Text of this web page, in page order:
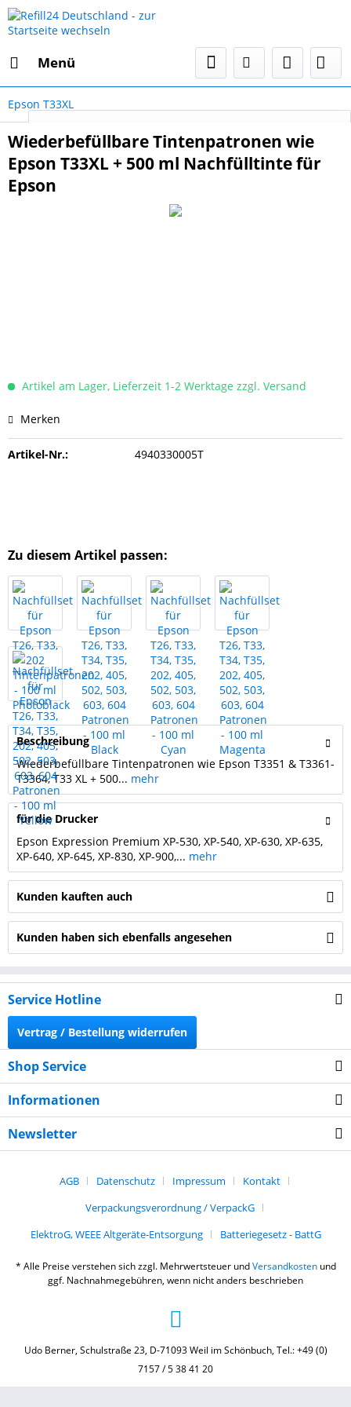
Menü
Epson T33XL
Wiederbefüllbare Tintenpatronen wie
Epson T33XL + 500 ml Nachfülltinte für
Epson
Artikel am Lager, Lieferzeit 1-2 Werktage zzgl. Versand
Merken
Artikel-Nr.: 4940330005T
Zu diesem Artikel passen:
Beschreibung
Wiederbefüllbare Tintenpatronen wie Epson T3351 & T3361-
T3364, T33 XL + 500... mehr
für die Drucker
Epson Expression Premium XP-530, XP-540, XP-630, XP-635,
XP-640, XP-645, XP-830, XP-900,... mehr
Kunden kauften auch
Kunden haben sich ebenfalls angesehen
Service Hotline
Vertrag / Bestellung widerrufen
Shop Service
Informationen
Newsletter
AGB Datenschutz Impressum
Kontakt
Verpackungsverordnung / VerpackG
ElektroG, WEEE Altgeräte-Entsorgung
Batteriegesetz - BattG
* Alle Preise verstehen sich zzgl. Mehrwertsteuer undVersandkostenund
ggf. Nachnahmegebühren, wenn nicht anders beschrieben
Udo Berner, Schulstraße 23, D-71093 Weil im Schönbuch, Tel.: +49 (0)
7157 / 5 38 41 20